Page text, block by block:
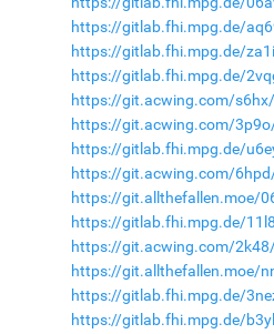
https://gitlab.fhi.mpg.de/
https://gitlab.fhi.mpg.de/
https://gitlab.fhi.mpg.de/
https://git.acwing.com/
https://git.acwing.com/
https://gitlab.fhi.mpg.de/
https://git.acwing.com/
https://git.allthefallen.moe/
https://gitlab.fhi.mpg.de/
https://git.acwing.com/
https://git.allthefallen.moe/
https://gitlab.fhi.mpg.de/
https://gitlab.fhi.mpg.de/